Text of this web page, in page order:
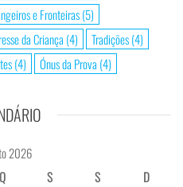
e Fronteiras(5)
da Criança (4) Tradições(4)
(4) Ónus da Prova (4)
2026
Q S S
D